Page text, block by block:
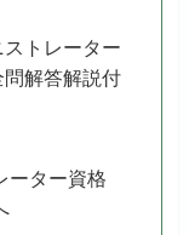
トレーター
解答解説付
ーター資格